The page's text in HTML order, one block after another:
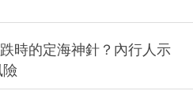
時的定海神針？內行人示